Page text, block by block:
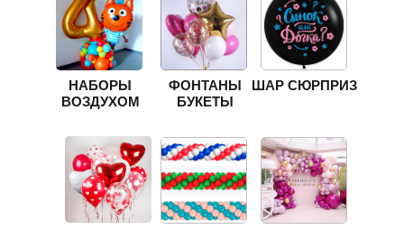
ФОНТАНЫ
БУКЕТЫ
ШАР СЮРПРИЗ
НАБОРЫ
ВОЗДУХОМ